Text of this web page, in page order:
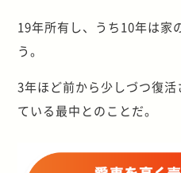
19年所有し、うち10年は家
う。
3年ほど前から少しづつ復
ている最中とのことだ。